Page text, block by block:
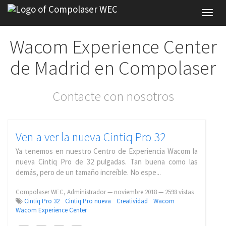
Wacom Experience Center
de Madrid en Compolaser
Contacte con nosotros
Ven a ver la nueva Cintiq Pro 32
Ya tenemos en nuestro Centro de Experiencia Wacom la
nueva Cintiq Pro de 32 pulgadas. Tan buena como las
demás, pero de un tamaño increíble. No espe...
Compolaser WEC, Administrador— noviembre 2018— 2598 vistas
Cintiq Pro 32
Cintiq Pro nueva Creatividad
Wacom
Wacom Experience Center